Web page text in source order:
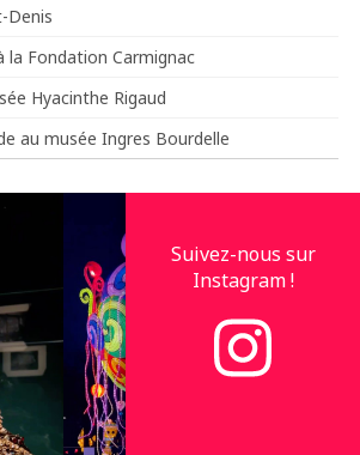
Denis
la Fondation Carmignac
Hyacinthe Rigaud
au musée Ingres Bourdelle
Suivez-nous sur
Instagram !